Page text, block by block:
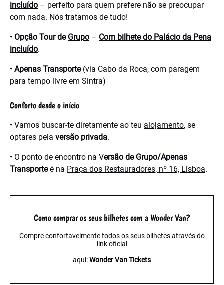
incluído – perfeito para quem prefere não se preocupar
com nada. Nós tratamos de tudo!
• Opção Tour de Grupo – Com bilhete do Palácio da Pena
incluído.
• Apenas Transporte(via Cabo da Roca, com paragem
para tempo livre em Sintra)
Conforto desde o início
• Vamos buscar-te diretamente ao teu alojamento, se
optares pela versão privada.
• O ponto de encontro na Versão de Grupo/Apenas
Transporteé na Praça dos Restauradores, nº 16, Lisboa.
Como comprar os seus bilhetes com a Wonder Van?
Compre confortavelmente todos os seus bilhetes através do
link oficial
aqui:Wonder Van Tickets